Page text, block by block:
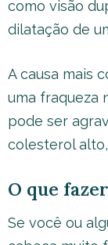
como visão
dilatação de
A causa mais
uma fraqueza
pode ser
colesterol
O que fazer
Se você ou